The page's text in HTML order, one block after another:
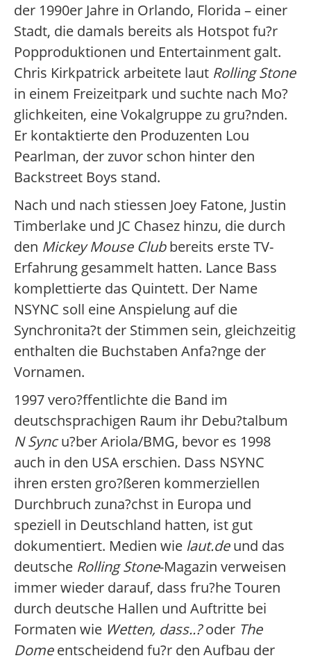
der 1990er Jahre in Orlando, Florida – einer
Stadt, die damals bereits als Hotspot fu?r
Popproduktionen und Entertainment galt.
Chris Kirkpatrick arbeitete laut Rolling Stone
in einem Freizeitpark und suchte nach Mo?
glichkeiten, eine Vokalgruppe zu gru?nden.
Er kontaktierte den Produzenten Lou
Pearlman, der zuvor schon hinter den
Backstreet Boys stand.
Nach und nach stiessen Joey Fatone, Justin
Timberlake und JC Chasez hinzu, die durch
den Mickey Mouse Clubbereits erste TV-
Erfahrung gesammelt hatten. Lance Bass
komplettierte das Quintett. Der Name
NSYNC soll eine Anspielung auf die
Synchronita?t der Stimmen sein, gleichzeitig
enthalten die Buchstaben Anfa?nge der
Vornamen.
1997 vero?ffentlichte die Band im
deutschsprachigen Raum ihr Debu?talbum
N Syncu?ber Ariola/BMG, bevor es 1998
auch in den USA erschien. Dass NSYNC
ihren ersten gro?ßeren kommerziellen
Durchbruch zuna?chst in Europa und
speziell in Deutschland hatten, ist gut
dokumentiert. Medien wie laut.deund das
deutsche Rolling Stone-Magazin verweisen
immer wieder darauf, dass fru?he Touren
durch deutsche Hallen und Auftritte bei
Formaten wie Wetten, dass..?oder The
Domeentscheidend fu?r den Aufbau der